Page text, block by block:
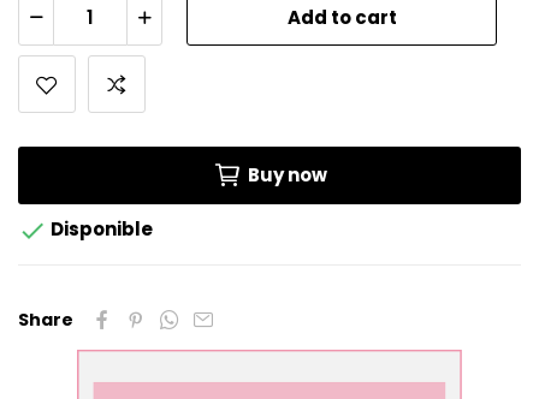
Add to cart
Buy now
 Disponible
Share